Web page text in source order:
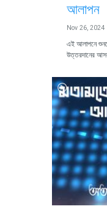
আলাপন
Nov 26, 2024
এই আলাপনে
উত্তরদানের